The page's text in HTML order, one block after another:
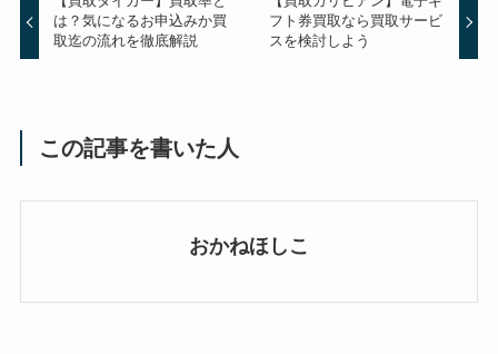
は？気になるお申込みか買
取迄の流れを徹底解説
フト券買取なら買取サービ
スを検討しよう
この記事を書いた人
おかねほしこ